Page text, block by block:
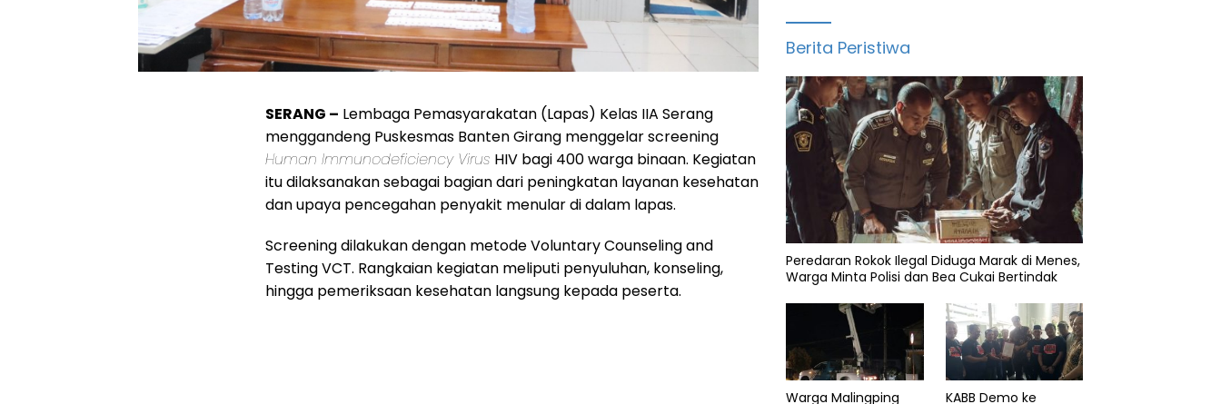
SERANG – Lembaga Pemasyarakatan (Lapas) Kelas IIA Serang
menggandeng Puskesmas Banten Girang menggelar screening
Human Immunodeficiency Virus HIV bagi 400 warga binaan. Kegiatan
itu dilaksanakan sebagai bagian dari peningkatan layanan kesehatan
dan upaya pencegahan penyakit menular di dalam lapas.
Screening dilakukan dengan metode Voluntary Counseling and
Testing VCT. Rangkaian kegiatan meliputi penyuluhan, konseling,
hingga pemeriksaan kesehatan langsung kepada peserta.
Berita Peristiwa
Peredaran Rokok Ilegal Diduga Marak di Menes,
Warga Minta Polisi dan Bea Cukai Bertindak
Warga Malingping
KABB Demo ke